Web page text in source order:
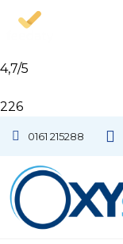
4,7/5
226
0161 215288